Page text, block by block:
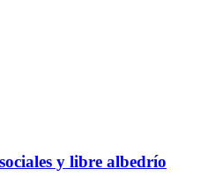
y libre albedrío